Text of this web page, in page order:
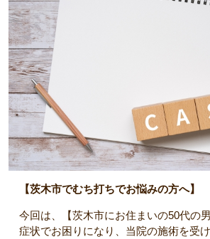
【茨木市でむち打ちでお悩みの方へ】
今回は、【茨木市にお住まいの50代の
症状でお困りになり、当院の施術を受